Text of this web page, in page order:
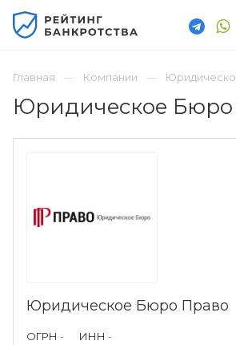
Главная Компании
Юридическое
Юридическое Бюро Право
ОГРН - ИНН -